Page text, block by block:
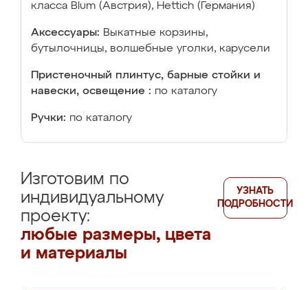
класса Blum (Австрия), Hettich (Германия)
Аксессуары: Выкатные корзины,
бутылочницы, волшебные уголки, карусели
Пристеночный плинтус, барные стойки и
навески, освещение : по каталогу
Ручки: по каталогу
Изготовим по
индивидуальному
проекту:
любые размеры, цвета
и материалы
УЗНАТЬ
ПОДРОБНОСТИ